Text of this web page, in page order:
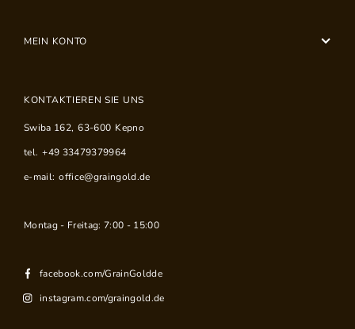
MEIN KONTO
KONTAKTIEREN SIE UNS
Swiba 162, 63-600 Kepno
tel. +49 33479379964
e-mail: office@graingold.de
Montag - Freitag: 7:00 - 15:00
facebook.com/GrainGoldde
instagram.com/graingold.de